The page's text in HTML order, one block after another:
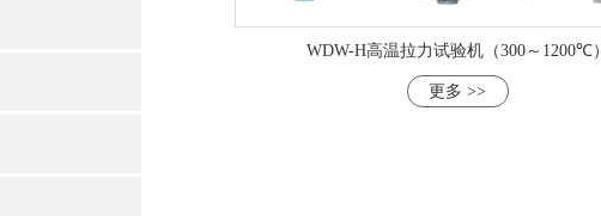
WDW-H高温拉力试验机（300～1200℃）
更多 >>